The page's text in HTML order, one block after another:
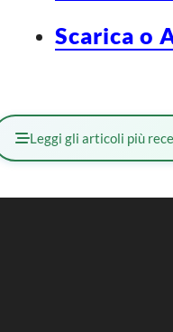
Scarica o
Leggi gli articoli più